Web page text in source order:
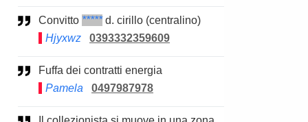
Convitto *****d. cirillo (centralino)
Hjyxwz
0393332359609
Fuffa dei contratti energia
Pamela
0497987978